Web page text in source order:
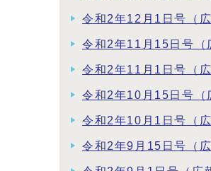
令和2年12月1日号（
令和2年11月15日号（
令和2年11月1日号（
令和2年10月15日号（
令和2年10月1日号（
令和2年9月15日号（